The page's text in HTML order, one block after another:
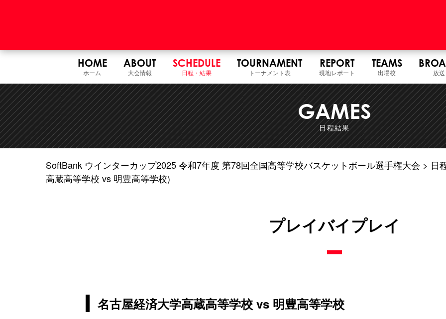
HOME
ホーム
ABOUT
大会情報
SCHEDULE
日程・結果
TOURNAMENT
トーナメント表
REPORT
現地レポート
TEAMS
出場校 放
GAMES
日程結果
SoftBank ウインターカップ2025 令和7年度 第78回全国高等学校バスケットボール選手権大会 日
高蔵高等学校 vs 明豊高等学校)
プレイバイプレイ
名古屋経済大学高蔵高等学校 vs 明豊高等学校